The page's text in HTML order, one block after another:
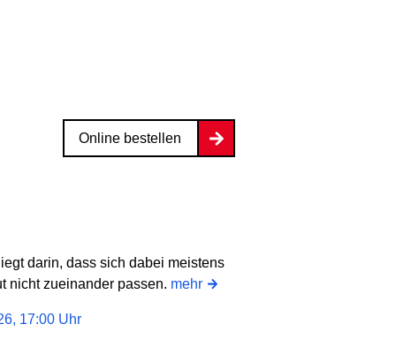
Online bestellen
darin, dass sich dabei meistens
nicht zueinander passen. mehr
17:00 Uhr